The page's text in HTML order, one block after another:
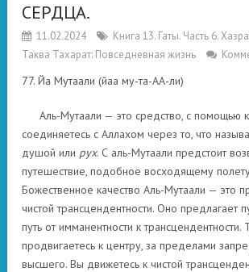
СЕРДЦА.
11.02.2024
Книга 13. Гаты. Часть 6.
Таква Тахарат: Повседневная жизнь
77. Йа Мутаали (йаа му-та-АА-ли)
Аль-Мутаали — это средство, с помощью
соединяетесь с Аллахом через то, что
душой или рух. С аль-Мутаали предстоит
путешествие, подобное восходящему
Божественное качество Аль-Мутаали — это
чистой трансцендентности. Оно предлагает
путь от имманентности к
продвигаетесь к центру, за пределами
высшего. Вы движетесь к чистой